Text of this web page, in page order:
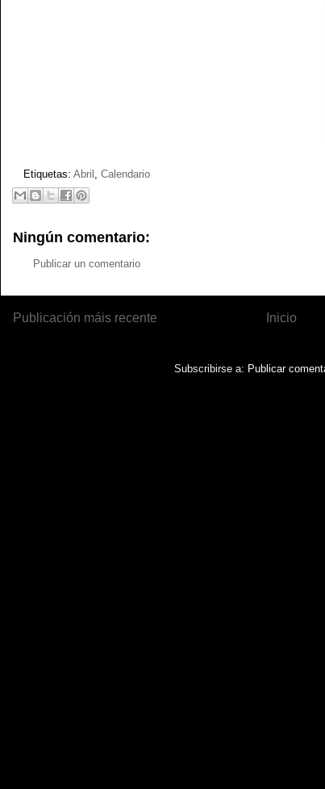
Etiquetas: Abril Calendario
Ningún comentario:
Publicar un comentario
Publicación máis recente Inicio
Subscribirse a: Publicar